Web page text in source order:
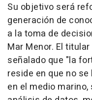
Su objetivo será
generación de
a la toma de
Mar Menor. El
señalado que "la
reside en que no
en el medio